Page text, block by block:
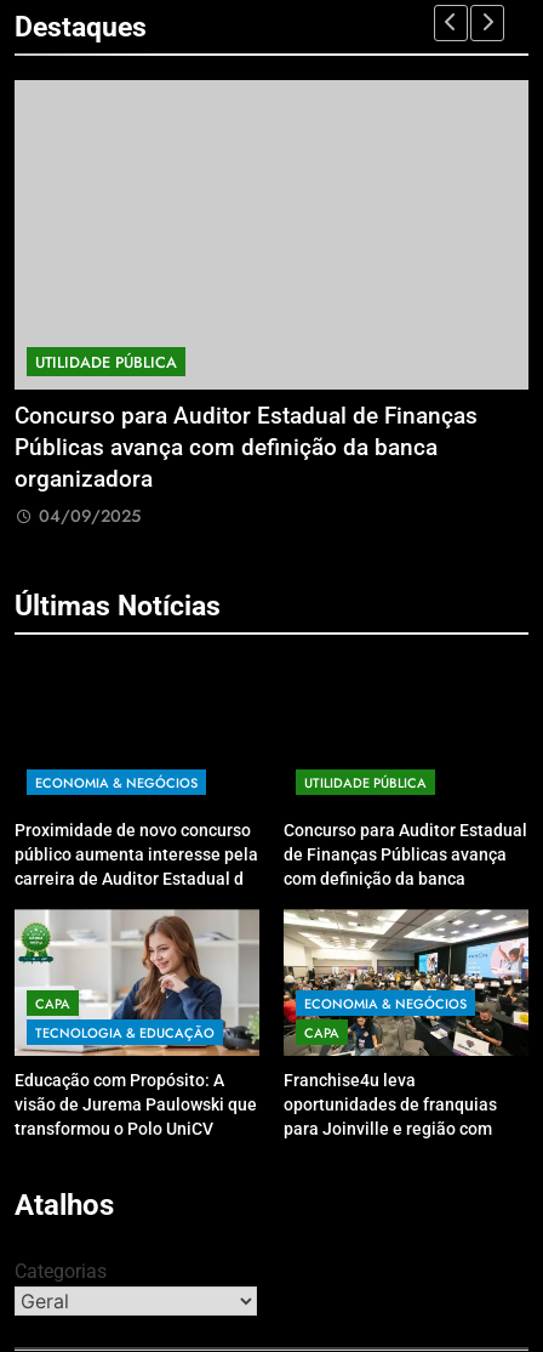
Destaques
UTILIDADE PÚBLICA
Concurso para Auditor Estadual de Finanças
Públicas avança com definição da banca
organizadora
04/09/2025
Últimas Notícias
ECONOMIA & NEGÓCIOS
Proximidade de novo concurso
público aumenta interesse pela
carreira de Auditor Estadual de
Youtube irá sanar dúvidas
UTILIDADE PÚBLICA
Concurso para Auditor Estadual
de Finanças Públicas avança
com definição da banca
CAPA
TECNOLOGIA & EDUCAÇÃO
Educação com Propósito: A
visão de Jurema Paulowski que
transformou o Polo UniCV
ECONOMIA & NEGÓCIOS
CAPA
Franchise4u leva
oportunidades de franquias
para Joinville e região com
Atalhos
Categorias